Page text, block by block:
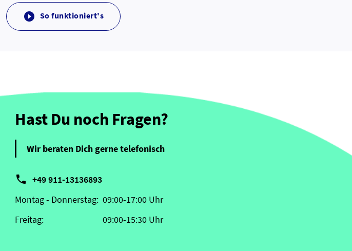
 So funktioniert's
Hast Du noch Fragen?
Wir beraten Dich gerne telefonisch
 +49 911-13136893
Montag - Donnerstag:
Freitag:
09:00-17:00 Uhr
09:00-15:30 Uhr